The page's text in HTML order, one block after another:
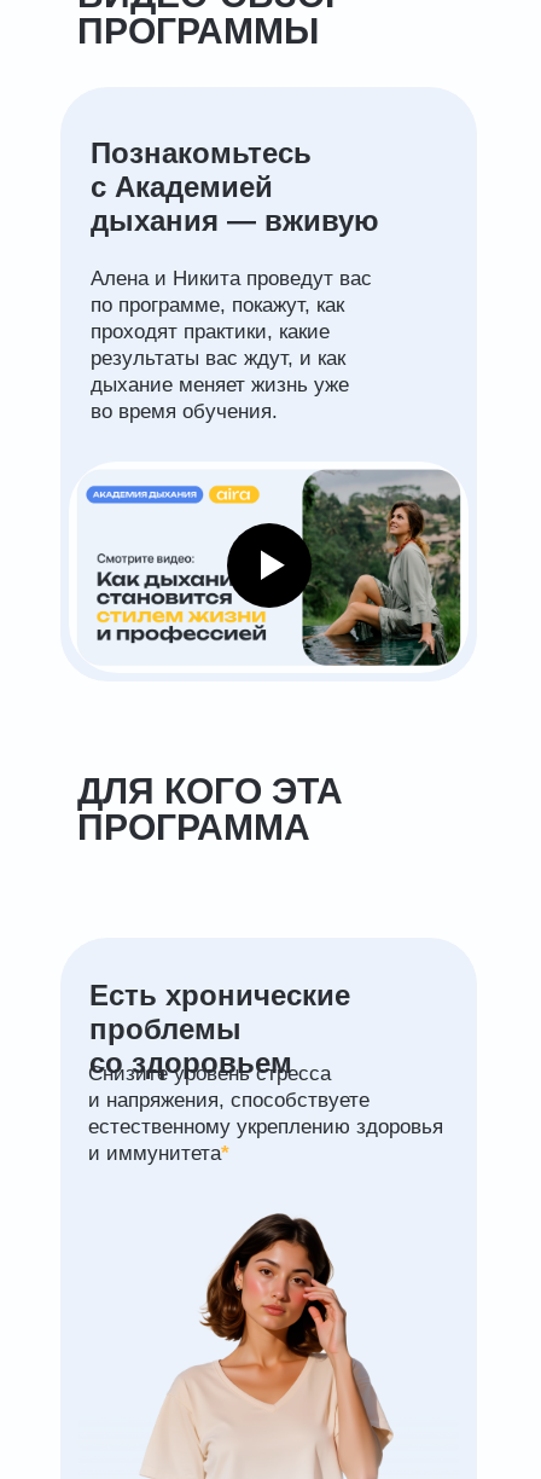
ПРОГРАММЫ
Познакомьтесь
с Академией
дыхания — вживую
Алена и Никита проведут вас
по программе, покажут, как
проходят практики, какие
результаты вас ждут, и как
дыхание меняет жизнь уже
во время обучения.
ДЛЯ КОГО ЭТА
ПРОГРАММА
Снизите уровень стресса
и напряжения, способствуете
естественному укреплению здоровья
и иммунитета*
Есть хронические
проблемы
со здоровьем